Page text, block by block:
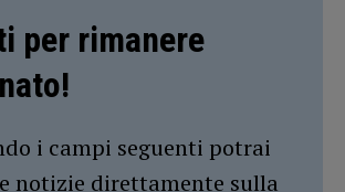
per rimanere
i campi seguenti potrai
notizie direttamente sulla